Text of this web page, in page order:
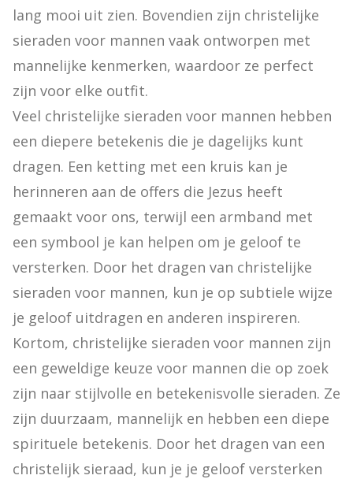
lang mooi uit zien. Bovendien zijn christelijke
sieraden voor mannen vaak ontworpen met
mannelijke kenmerken, waardoor ze perfect
zijn voor elke outfit.
Veel christelijke sieraden voor mannen hebben
een diepere betekenis die je dagelijks kunt
dragen. Een ketting met een kruis kan je
herinneren aan de offers die Jezus heeft
gemaakt voor ons, terwijl een armband met
een symbool je kan helpen om je geloof te
versterken. Door het dragen van christelijke
sieraden voor mannen, kun je op subtiele wijze
je geloof uitdragen en anderen inspireren.
Kortom, christelijke sieraden voor mannen zijn
een geweldige keuze voor mannen die op zoek
zijn naar stijlvolle en betekenisvolle sieraden. Ze
zijn duurzaam, mannelijk en hebben een diepe
spirituele betekenis. Door het dragen van een
christelijk sieraad, kun je je geloof versterken